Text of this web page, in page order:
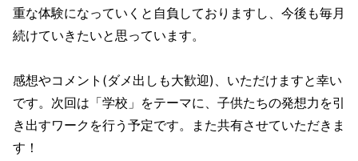
重な体験になっていくと自負しておりますし、今後も毎月
続けていきたいと思っています。
感想やコメント(ダメ出しも大歓迎)、いただけますと幸い
です。次回は「学校」をテーマに、子供たちの発想力を引
き出すワークを行う予定です。また共有させていただきま
す！